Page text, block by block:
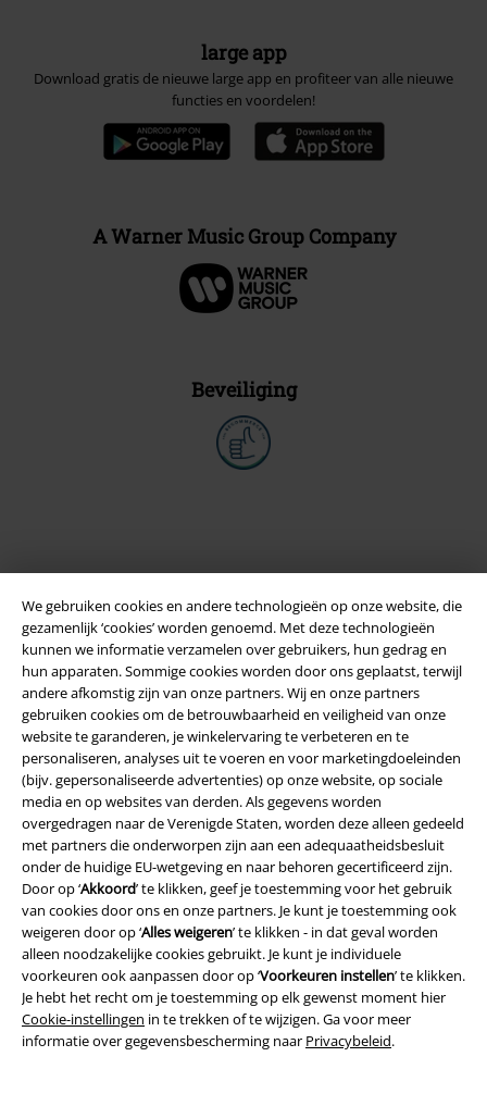
We gebruiken cookies en andere technologieën op onze website, die
gezamenlijk ‘cookies’ worden genoemd. Met deze technologieën
kunnen we informatie verzamelen over gebruikers, hun gedrag en
hun apparaten. Sommige cookies worden door ons geplaatst, terwijl
andere afkomstig zijn van onze partners. Wij en onze partners
gebruiken cookies om de betrouwbaarheid en veiligheid van onze
website te garanderen, je winkelervaring te verbeteren en te
personaliseren, analyses uit te voeren en voor marketingdoeleinden
(bijv. gepersonaliseerde advertenties) op onze website, op sociale
media en op websites van derden. Als gegevens worden
overgedragen naar de Verenigde Staten, worden deze alleen gedeeld
met partners die onderworpen zijn aan een adequaatheidsbesluit
onder de huidige EU-wetgeving en naar behoren gecertificeerd zijn.
Door op ‘Akkoord’ te klikken, geef je toestemming voor het gebruik
van cookies door ons en onze partners. Je kunt je toestemming ook
weigeren door op ‘Alles weigeren’ te klikken - in dat geval worden
alleen noodzakelijke cookies gebruikt. Je kunt je individuele
voorkeuren ook aanpassen door op ‘Voorkeuren instellen’ te klikken.
Je hebt het recht om je toestemming op elk gewenst moment hier
Cookie-instellingen in te trekken of te wijzigen. Ga voor meer
informatie over gegevensbescherming naar Privacybeleid.
large app
Download gratis de nieuwe large app en profiteer van alle nieuwe
functies en voordelen!
A Warner Music Group Company
Beveiliging
Legal
Algemene Voorwaarden
Bedrijfsgegevens
Privacyverklaring
Verklaring van conformiteit
Informatie over toegankelijkheid
Cookie-instellingen
Annuleer bestelling